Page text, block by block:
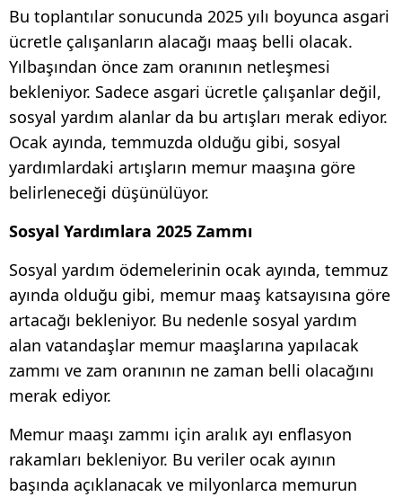
Bu toplantılar sonucunda 2025 yılı boyunca asgari
ücretle çalışanların alacağı maaş belli olacak.
Yılbaşından önce zam oranının netleşmesi
bekleniyor. Sadece asgari ücretle çalışanlar değil,
sosyal yardım alanlar da bu artışları merak ediyor.
Ocak ayında, temmuzda olduğu gibi, sosyal
yardımlardaki artışların memur maaşına göre
belirleneceği düşünülüyor.
Sosyal Yardımlara 2025 Zammı
Sosyal yardım ödemelerinin ocak ayında, temmuz
ayında olduğu gibi, memur maaş katsayısına göre
artacağı bekleniyor. Bu nedenle sosyal yardım
alan vatandaşlar memur maaşlarına yapılacak
zammı ve zam oranının ne zaman belli olacağını
merak ediyor.
Memur maaşı zammı için aralık ayı enflasyon
rakamları bekleniyor. Bu veriler ocak ayının
başında açıklanacak ve milyonlarca memurun